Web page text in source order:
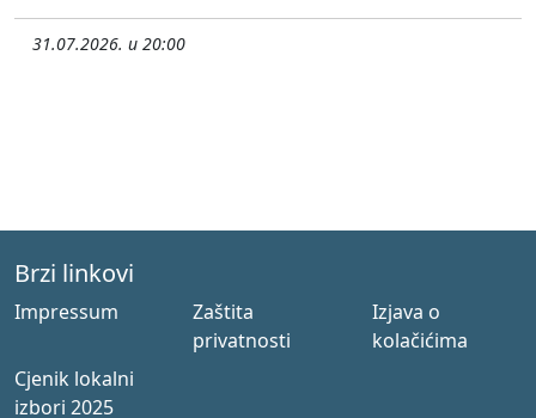
31.07.2026. u 20:00
Brzi linkovi
Impressum
Zaštita
privatnosti
Izjava o
kolačićima
Cjenik lokalni
izbori 2025